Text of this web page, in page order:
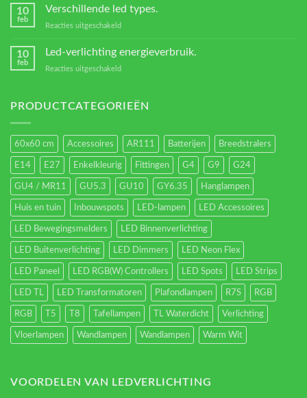
Transformators?
10
feb
Verschillende led types.
Reacties uitgeschakeld
10
feb
Led-verlichting energieverbruik.
Reacties uitgeschakeld
energieverbruik.
PRODUCTCATEGORIEËN
60x60 cm Accessoires AR111 Batterijen Breedstralers
E14 E27 Enkelkleurig Fittingen G4 G9 G24
GU4 / MR11 GU5.3 GU10 GY6.35 Hanglampen
Huis en tuin Inbouwspots LED-lampen LED Accessoires
LED Bewegingsmelders LED Binnenverlichting
LED Buitenverlichting LED Dimmers LED Neon Flex
LED Paneel LED RGB(W) Controllers LED Spots LED Strips
LED TL LED Transformatoren Plafondlampen R7S RGB
RGB T5 T8 Tafellampen TL Waterdicht Verlichting
Vloerlampen Wandlampen Wandlampen Warm Wit
VOORDELEN VAN LEDVERLICHTING